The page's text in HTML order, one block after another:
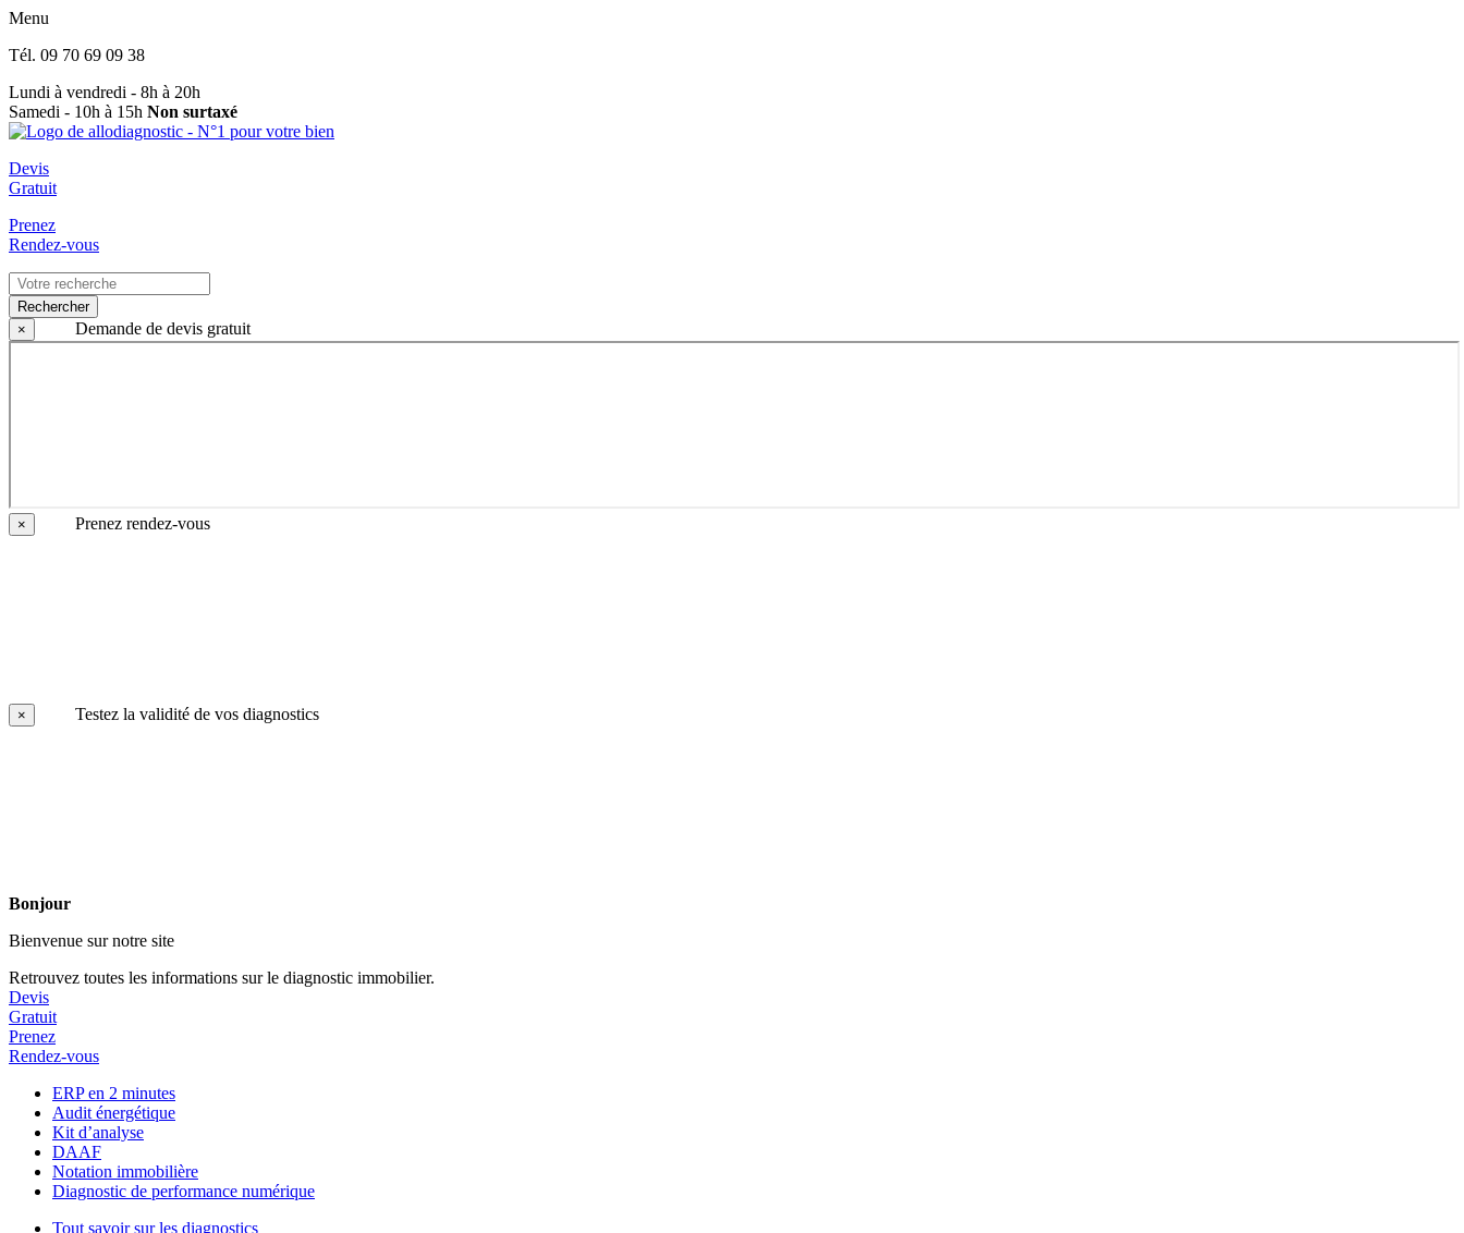
Menu
Tél. 09 70 69 09 38
Lundi à vendredi - 8h à 20h
Samedi - 10h à 15h Non surtaxé
Devis
Gratuit
Prenez
Rendez-vous
Rechercher
×
Demande de devis gratuit
× Prenez rendez-vous
× Testez la validité de vos diagnostics
Bonjour
Bienvenue sur notre site
Retrouvez toutes les informations sur le diagnostic immobilier.
Devis
Gratuit
Prenez
Rendez-vous
ERP en 2 minutes
Audit énergétique
Kit d’analyse
DAAF
Notation immobilière
Diagnostic de performance numérique
Tout savoir sur les diagnostics